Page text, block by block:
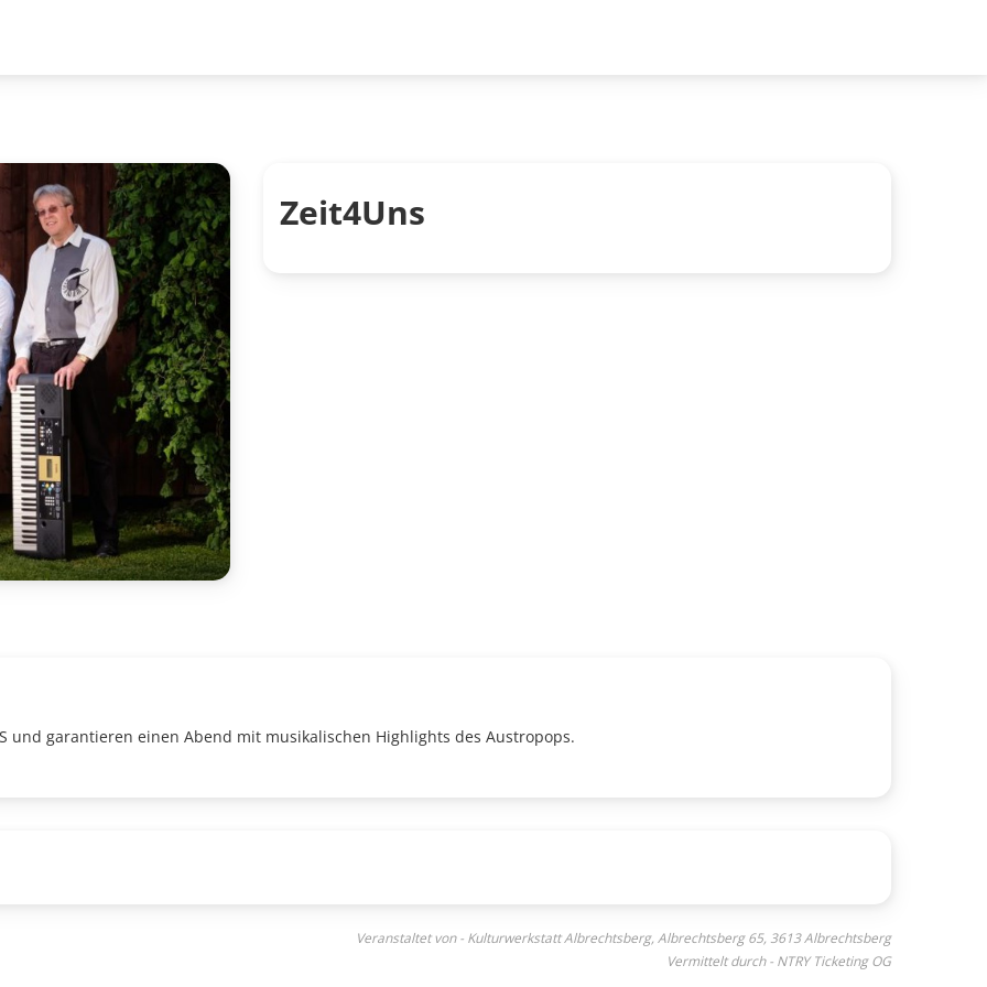
Zeit4Uns
und garantieren einen Abend mit musikalischen Highlights des Austropops.
Veranstaltet von - Kulturwerkstatt Albrechtsberg, Albrechtsberg 65, 3613 Albrechtsberg
Vermittelt durch - NTRY Ticketing OG